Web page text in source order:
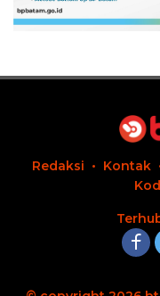
Redaksi Kontak